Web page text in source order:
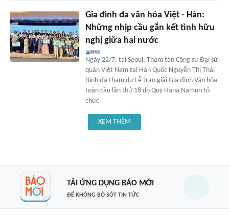
Gia đình đa văn hóa Việt - Hàn:
Những nhịp cầu gắn kết tình hữu
nghị giữa hai nước
Ngày 22/7, tại Seoul, Tham tán Công sứ Đại sứ
quán Việt Nam tại Hàn Quốc Nguyễn Thị Thái
Bình đã tham dự Lễ trao giải Gia đình Văn hóa
toàn cầu lần thứ 18 do Quỹ Hana Namun tổ
chức.
XEM THÊM
TẢI ỨNG DỤNG BÁO MỚI
ĐỂ KHÔNG BỎ SÓT TIN TỨC